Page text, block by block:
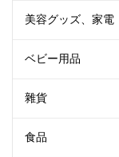
美容グッズ、家電
ベビー用品
雜貨
食品